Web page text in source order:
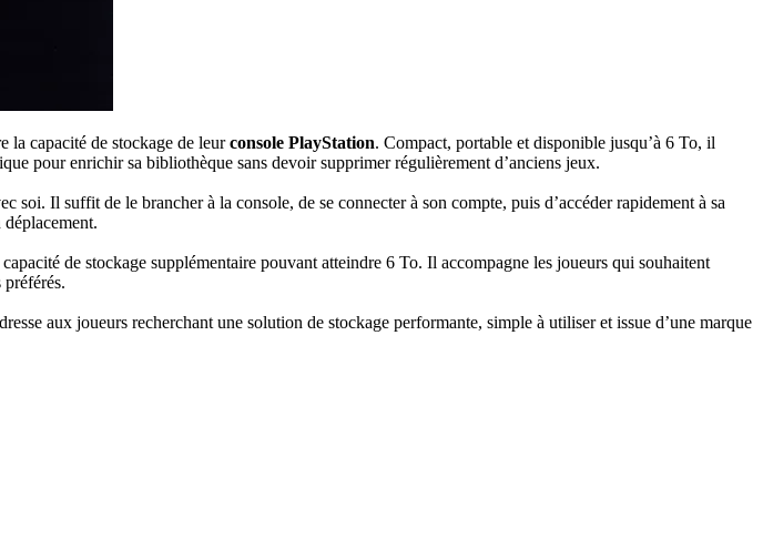
la capacité de stockage de leurconsole PlayStation. Compact, portable et disponible jusqu’à 6 To, il
pour enrichir sa bibliothèque sans devoir supprimer régulièrement d’anciens jeux.
Il suffit de le brancher à la console, de se connecter à son compte, puis d’accéder rapidement à sa
capacité de stockage supplémentaire pouvant atteindre 6 To. Il accompagne les joueurs qui souhaitent
aux joueurs recherchant une solution de stockage performante, simple à utiliser et issue d’une marque